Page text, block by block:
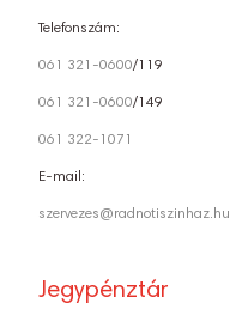
Telefonszám:
061 321-0600/119
061 321-0600/149
061 322-1071
E-mail:
szervezes@radnotiszinhaz.hu
Jegypénztár